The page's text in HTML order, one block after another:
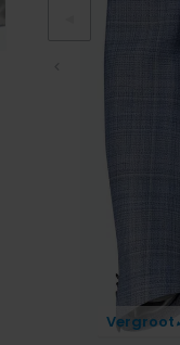
Vergroot